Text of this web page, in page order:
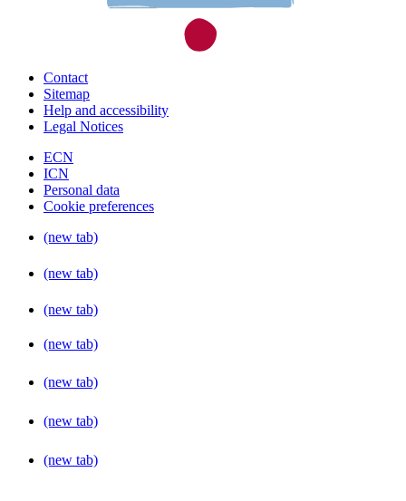
Contact
Sitemap
Help and accessibility
Legal Notices
ECN
ICN
Personal data
Cookie preferences
(new tab)
(new tab)
(new tab)
(new tab)
(new tab)
(new tab)
(new tab)